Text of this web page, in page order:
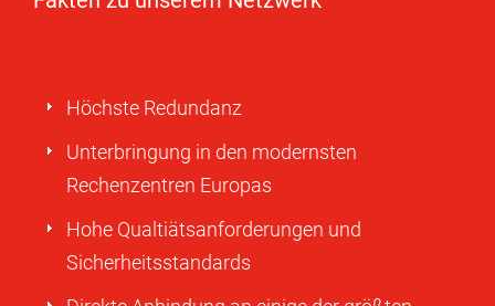
Höchste Redundanz
Unterbringung in den modernsten
Rechenzentren Europas
Hohe Qualtiätsanforderungen und
Sicherheitsstandards